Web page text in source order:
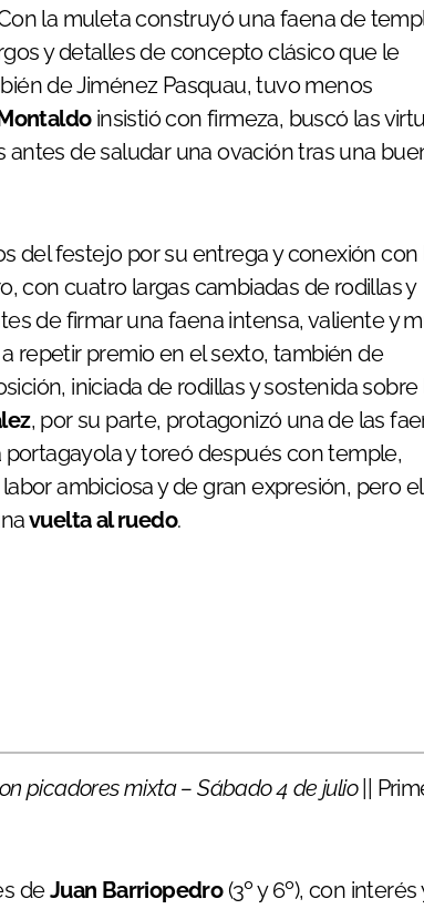
la muleta construyó una faena de
y detalles de concepto clásico que le
de Jiménez Pasquau, tuvo menos
Montaldo insistió con firmeza, buscó las
de saludar una ovación tras una
del festejo por su entrega y conexión con
con cuatro largas cambiadas de rodillas y
de firmar una faena intensa, valiente y
a repetir premio en el sexto, también de
iniciada de rodillas y sostenida sobre
, por su parte, protagonizó una de las
y toreó después con temple,
ambiciosa y de gran expresión, pero
vuelta al ruedo.
picadores mixta – Sábado 4 de julio||
deJuan Barriopedro (3º y 6º), con interés